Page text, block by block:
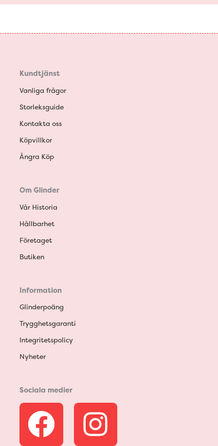
Kundtjänst
Vanliga frågor
Storleksguide
Kontakta oss
Köpvillkor
Ångra Köp
Om Glinder
Vår Historia
Hållbarhet
Företaget
Butiken
Information
Glinderpoäng
Trygghetsgaranti
Integritetspolicy
Nyheter
Sociala medier
F I